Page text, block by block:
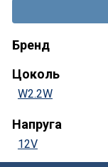
Бренд
Цоколь
W2.2W
Напруга
12V